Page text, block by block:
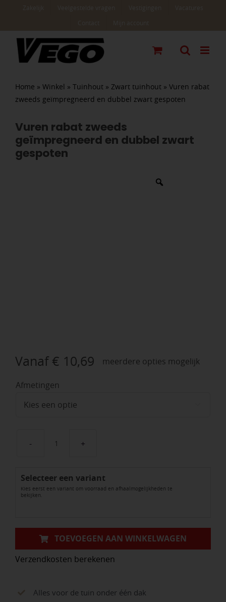
Home » Winkel » Tuinhout» Zwart tuinhout» Vuren rabat
zweeds geïmpregneerd en dubbel zwart gespoten
Vuren rabat zweeds
geïmpregneerd en dubbel zwart
gespoten
Vanaf € 10,69 meerdere opties mogelijk
Afmetingen
Vuren
zweeds
geïmpregneerd
zwart
gespoten
aantal
Selecteer een variant
Kies eerst een variant om voorraad en afhaalmogelijkheden te
bekijken.
TOEVOEGEN AAN WINKELWAGEN
Verzendkosten berekenen
Alles voor de tuin onder één dak